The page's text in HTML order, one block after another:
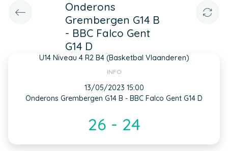
Onderons
Grembergen G14 B
- BBC Falco Gent
G14 D
U14 Niveau 4 R2 B4 (Basketbal Vlaanderen)
INFO
13/05/2023 15:00
Onderons Grembergen G14 B - BBC Falco Gent G14 D
26 - 24